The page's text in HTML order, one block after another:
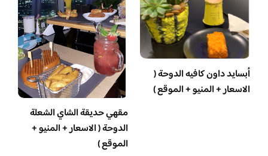
أبسايد داون كافيه الدوحة (
الاسعار + المنيو + الموقع )
مقهي حديقة الشاي الشعلة
الدوحة ( الاسعار + المنيو +
الموقع )